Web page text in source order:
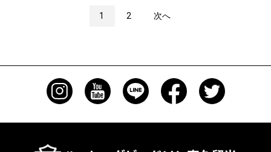
1 2 次へ